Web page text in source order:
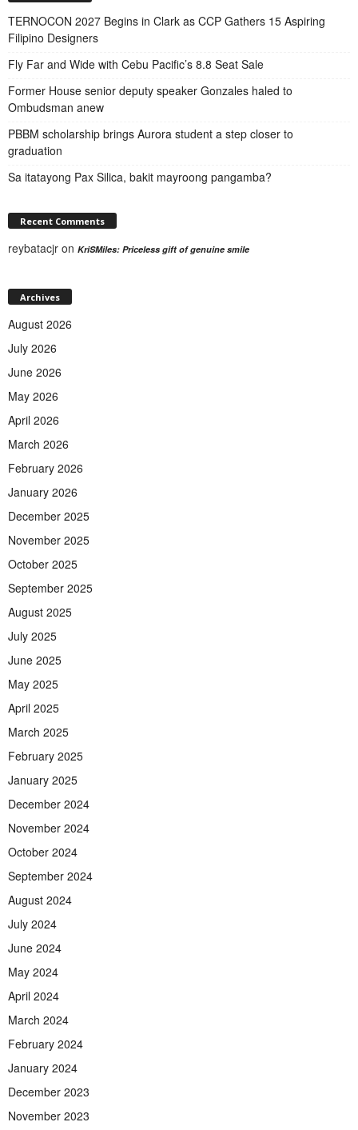
TERNOCON 2027 Begins in Clark as CCP Gathers 15 Aspiring
Filipino Designers
Fly Far and Wide with Cebu Pacific’s 8.8 Seat Sale
Former House senior deputy speaker Gonzales haled to
Ombudsman anew
PBBM scholarship brings Aurora student a step closer to
graduation
Sa itatayong Pax Silica, bakit mayroong pangamba?
Recent Comments
reybatacjr on KriSMiles: Priceless gift of genuine smile
Archives
August 2026
July 2026
June 2026
May 2026
April 2026
March 2026
February 2026
January 2026
December 2025
November 2025
October 2025
September 2025
August 2025
July 2025
June 2025
May 2025
April 2025
March 2025
February 2025
January 2025
December 2024
November 2024
October 2024
September 2024
August 2024
July 2024
June 2024
May 2024
April 2024
March 2024
February 2024
January 2024
December 2023
November 2023